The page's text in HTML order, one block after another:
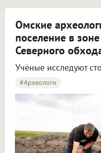
Омские
поселение в
Северного
Учёные исследуют
#археологи